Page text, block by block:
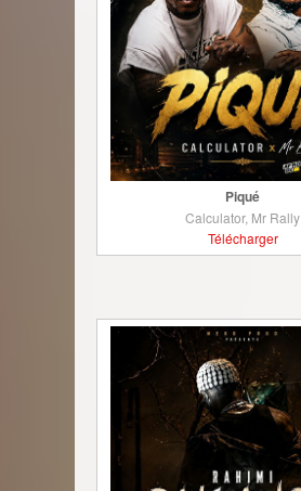
Piqué
Calculator, Mr Rally
Télécharger